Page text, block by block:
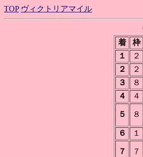
TOP ヴィクトリアマイル
着
枠
１
２
２
２
３
８
４
４
５ ８
６ １
７ ７